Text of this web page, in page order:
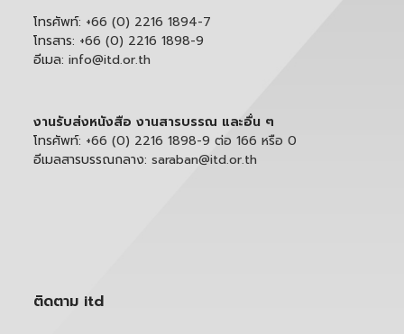
โทรศัพท์: +66 (0) 2216 1894-7
โทรสาร: +66 (0) 2216 1898-9
อีเมล: info@itd.or.th
งานรับส่งหนังสือ งานสารบรรณ และอื่น ๆ
โทรศัพท์: +66 (0) 2216 1898-9 ต่อ 166 หรือ 0
อีเมลสารบรรณกลาง: saraban@itd.or.th
ติดตาม itd